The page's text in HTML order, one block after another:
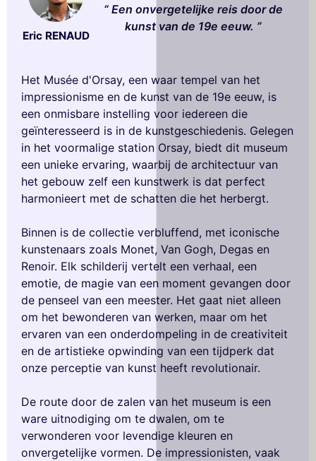
Eric RENAUD
Een onvergetelijke reis door de
kunst van de 19e eeuw.
Het Musée d'Orsay, een waar tempel van het
impressionisme en de kunst van de 19e eeuw, is
een onmisbare instelling voor iedereen die
geïnteresseerd is in de kunstgeschiedenis. Gelegen
in het voormalige station Orsay, biedt dit museum
een unieke ervaring, waarbij de architectuur van
het gebouw zelf een kunstwerk is dat perfect
harmonieert met de schatten die het herbergt.
Binnen is de collectie verbluffend, met iconische
kunstenaars zoals Monet, Van Gogh, Degas en
Renoir. Elk schilderij vertelt een verhaal, een
emotie, de magie van een moment gevangen door
de penseel van een meester. Het gaat niet alleen
om het bewonderen van werken, maar om het
ervaren van een onderdompeling in de creativiteit
en de artistieke opwinding van een tijdperk dat
onze perceptie van kunst heeft revolutionair.
De route door de zalen van het museum is een
ware uitnodiging om te dwalen, om te
verwonderen voor levendige kleuren en
onvergetelijke vormen. De impressionisten, vaak